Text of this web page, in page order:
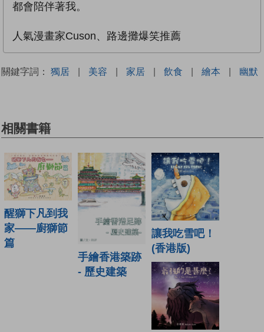
都會陪伴著我。
人氣漫畫家Cuson、路邊攤爆笑推薦
關鍵字詞： 獨居 | 美容 | 家居 | 飲食 | 繪本 | 幽默
相關書籍
醒獅下凡到我
家——廚獅節
篇
手繪香港築跡
- 歷史建築
讓我吃雪吧！
(香港版)